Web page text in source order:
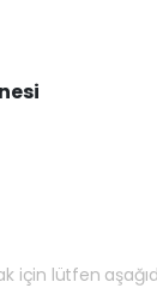
için lütfen